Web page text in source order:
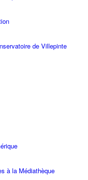
de Villepinte
à la Médiathèque